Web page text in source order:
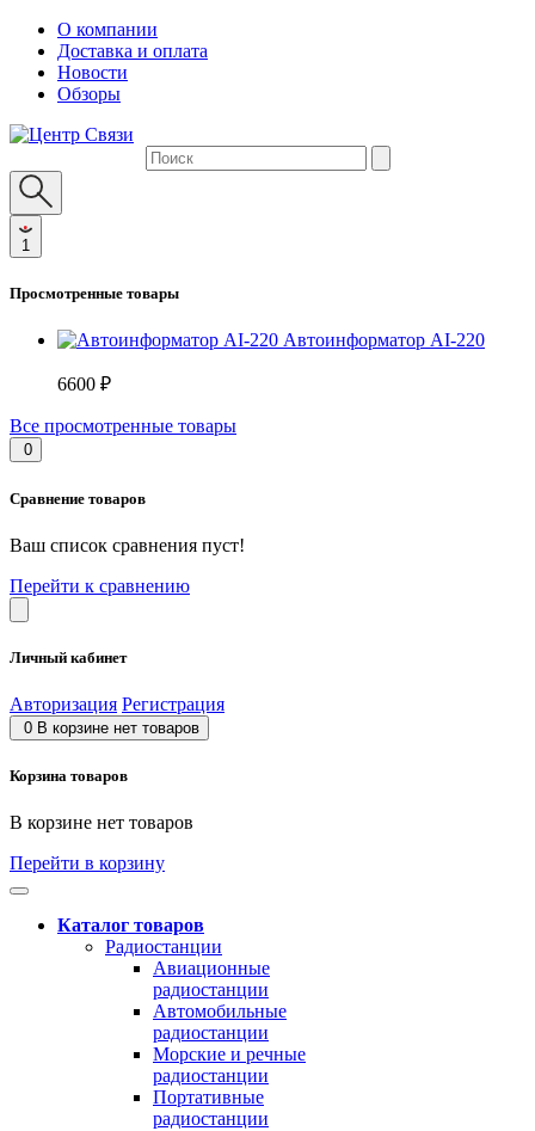
О компании
Доставка и оплата
Новости
Обзоры
1
Просмотренные товары
Автоинформатор AI-220
6600 ₽
Все просмотренные товары
0
Сравнение товаров
Ваш список сравнения пуст!
Перейти к сравнению
Личный кабинет
Авторизация Регистрация
0 В корзине нет товаров
Корзина товаров
В корзине нет товаров
Перейти в корзину
Каталог товаров
Радиостанции
Авиационные
радиостанции
Автомобильные
радиостанции
Морские и речные
радиостанции
Портативные
радиостанции